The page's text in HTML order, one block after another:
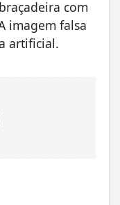
com
imagem falsa
artificial.